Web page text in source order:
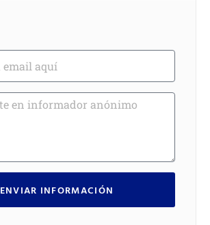
ENVIAR INFORMACIÓN